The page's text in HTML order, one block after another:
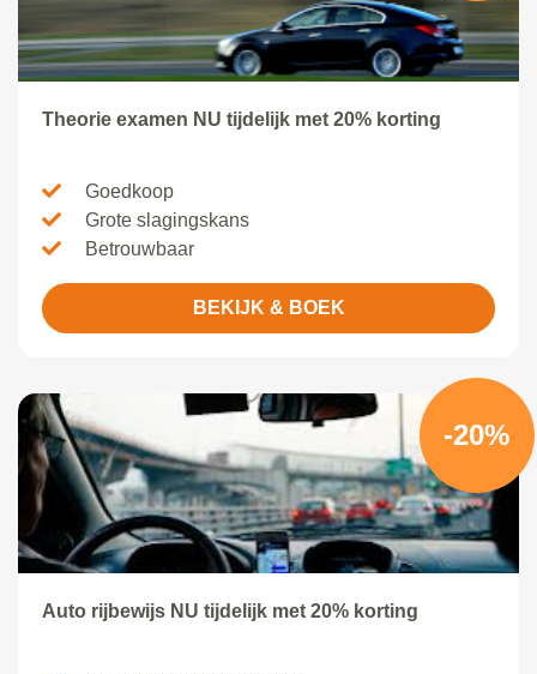
Theorie examen NU tijdelijk met 20% korting
Goedkoop
Grote slagingskans
Betrouwbaar
BEKIJK & BOEK
-20%
Auto rijbewijs NU tijdelijk met 20% korting